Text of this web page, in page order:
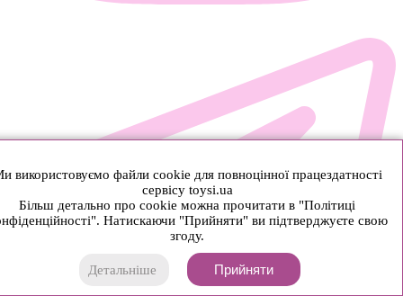
використовуємо файли cookie для повноцінної працездатності
сервісу toysi.ua
Більш детально про cookie можна прочитати в "Політиці
Натискаючи "Прийняти" ви підтверджуєте свою
згоду.
Детальніше Прийняти